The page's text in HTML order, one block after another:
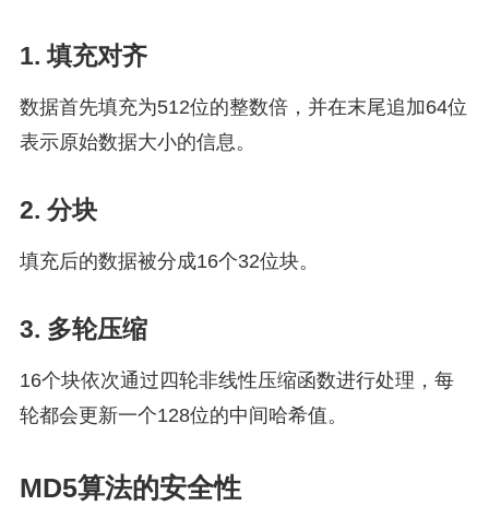
1. 填充对齐
数据首先填充为512位的整数倍，并在末尾追加64位
表示原始数据大小的信息。
2. 分块
填充后的数据被分成16个32位块。
3. 多轮压缩
16个块依次通过四轮非线性压缩函数进行处理，每
轮都会更新一个128位的中间哈希值。
MD5算法的安全性